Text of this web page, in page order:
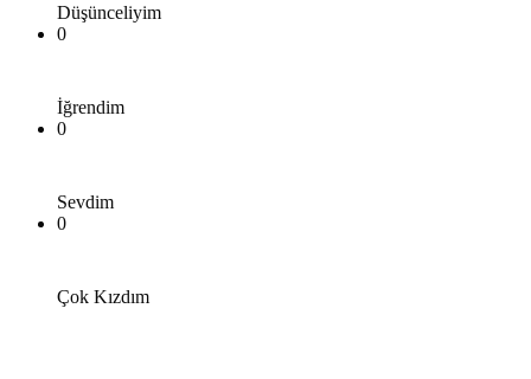
Düşünceliyim
0
İğrendim
0
Sevdim
0
Çok Kızdım